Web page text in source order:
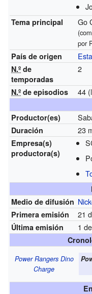
Tema principal Go
por
País de origen
N.º de
temporadas
2
N.º de episodios 44
Productor(es)
Duración 23
Empresa(s)
productora(s)
Medio de difusión
Primera emisión 21
Última emisión 1
Power Rangers Dino
Charge